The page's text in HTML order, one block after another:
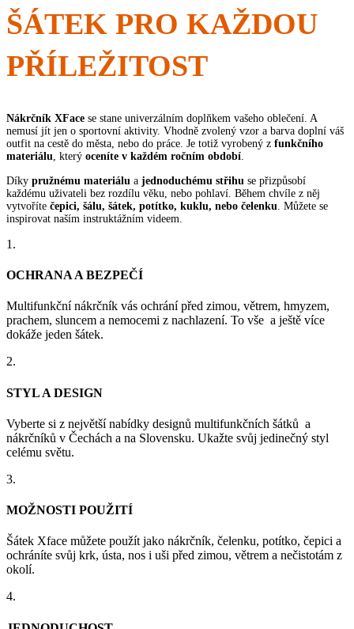
ŠÁTEK PRO KAŽDOU
PŘÍLEŽITOST
Nákrčník XFace se stane univerzálním doplňkem vašeho oblečení. A
nemusí jít jen o sportovní aktivity. Vhodně zvolený vzor a barva doplní váš
outfit na cestě do města, nebo do práce. Je totiž vyrobený z funkčního
materiálu , který oceníte v každém ročním období
Díky pružnému materiálu a jednoduchému střihu se přizpůsobí
každému uživateli bez rozdílu věku, nebo pohlaví. Během chvíle z něj
vytvoříte čepici, šálu, šátek, potítko, kuklu, nebo čelenku . Můžete se
inspirovat naším instruktážním videem.
1.
OCHRANA A BEZPEČÍ
Multifunkční nákrčník vás ochrání před zimou, větrem, hmyzem,
prachem, sluncem a nemocemi z nachlazení. To vše a ještě více
dokáže jeden šátek.
2.
STYL A DESIGN
Vyberte si z největší nabídky designů multifunkčních šátků a
nákrčníků v Čechách a na Slovensku. Ukažte svůj jedinečný styl
celému světu.
3.
MOŽNOSTI POUŽITÍ
Šátek Xface můžete použít jako nákrčník, čelenku, potítko, čepici a
ochráníte svůj krk, ústa, nos i uši před zimou, větrem a nečistotám z
okolí.
4.